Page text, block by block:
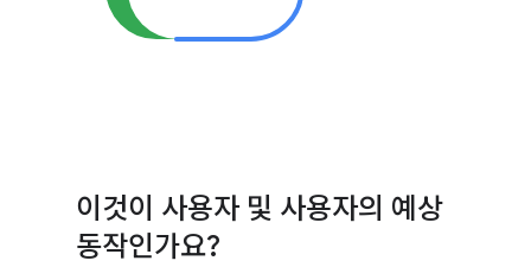
이것이 사용자 및 사용자의 예상
동작인가요?